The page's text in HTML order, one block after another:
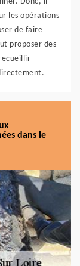
les opérations
de faire
proposer des
dans le